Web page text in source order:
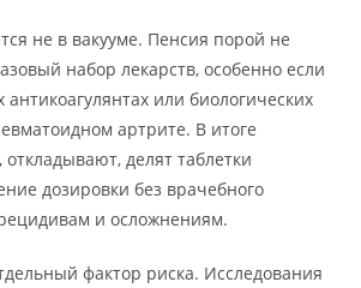
не в вакууме. Пенсия порой не
набор лекарств, особенно если
или биологических
артрите. В итоге
делят таблетки
дозировки без врачебного
и осложнениям.
фактор риска. Исследования